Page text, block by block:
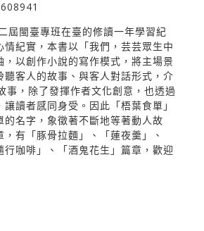
屆閩臺專班在臺的修讀一年學習紀
情紀實，本書以「我們，芸芸眾生中
，以創作小說的寫作模式，將主場景
聽客人的故事、與客人對話形式，介
事，除了發揮作者文化創意，也透過
讀者感同身受。因此「梧葉食單」
的名字，象徵著不斷地等著動人故
有「豚骨拉麵」、「蓮夜羹」、
行咖啡」、「酒鬼花生」篇章，歡迎